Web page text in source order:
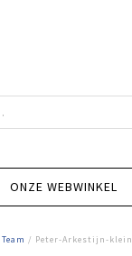
ONZE WEBWINKEL
/ Peter-Arkestijn-klein